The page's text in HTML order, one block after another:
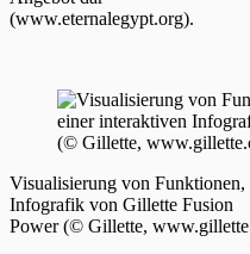
(www.eternalegypt.org).
Visualisierung von
Infografik von Gillette Fusion
Power (© Gillette,